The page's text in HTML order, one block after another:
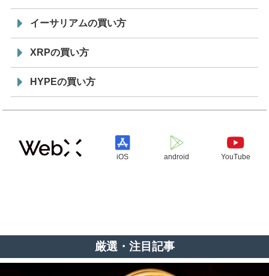
イーサリアムの買い方
XRPの買い方
HYPEの買い方
iOS android YouTube
厳選・注目記事